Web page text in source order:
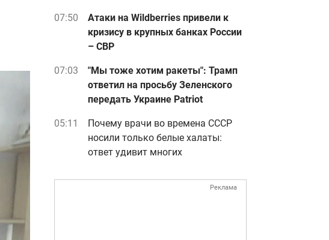
07:50
Атаки на Wildberries привели к
кризису в крупных банках России
– СВР
07:03
"Мы тоже хотим ракеты": Трамп
ответил на просьбу Зеленского
передать Украине Patriot
05:11
Почему врачи во времена СССР
носили только белые халаты:
ответ удивит многих
Реклама